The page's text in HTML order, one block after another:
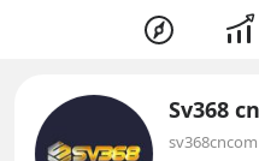
Sv368
sv368cncom